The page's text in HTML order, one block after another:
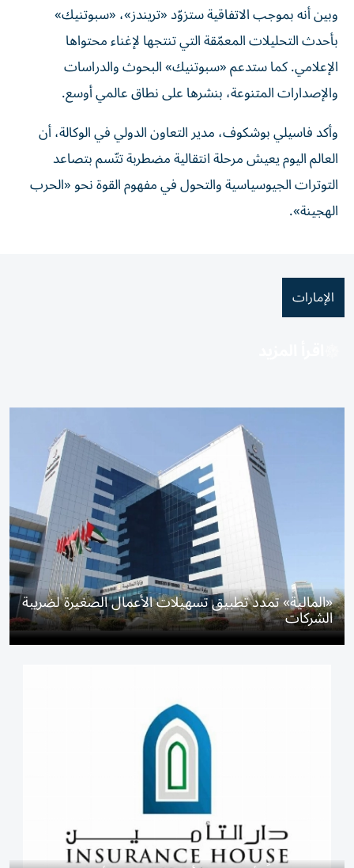
وبين أنه بموجب الاتفاقية ستزوّد «تريندز»، «سبوتنيك»
بأحدث التحليلات المعمّقة التي تنتجها لإغناء محتواها
الإعلامي. كما ستدعم «سبوتنيك» البحوث والدراسات
والإصدارات المتنوعة، بنشرها على نطاق عالمي أوسع.
وأكد فاسيلي بوشكوف، مدير التعاون الدولي في الوكالة، أن
العالم اليوم يعيش مرحلة انتقالية مضطربة تتّسم بتصاعد
التوترات الجيوسياسية والتحول في مفهوم القوة نحو «الحرب
الهجينة».
الإمارات
«المالية» تمدد تطبيق تسهيلات الأعمال الصغيرة لضريبة
الشركات